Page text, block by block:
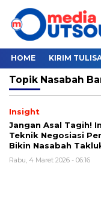
HOME KIRIM
Topik Nasabah
Insight
Jangan Asal Tagih!
Teknik Negosiasi
Bikin Nasabah
Rabu, 4 Maret 2026 - 06:16